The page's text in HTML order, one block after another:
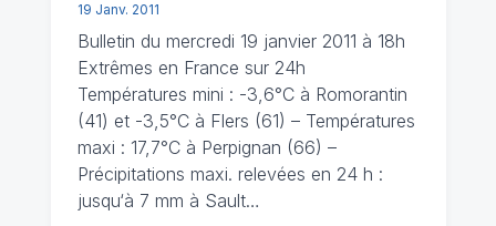
19 Janv. 2011
Bulletin du mercredi 19 janvier 2011 à 18h
Extrêmes en France sur 24h
Températures mini : -3,6°C à Romorantin
(41) et -3,5°C à Flers (61) – Températures
maxi : 17,7°C à Perpignan (66) –
Précipitations maxi. relevées en 24 h :
jusqu‘à 7 mm à Sault…